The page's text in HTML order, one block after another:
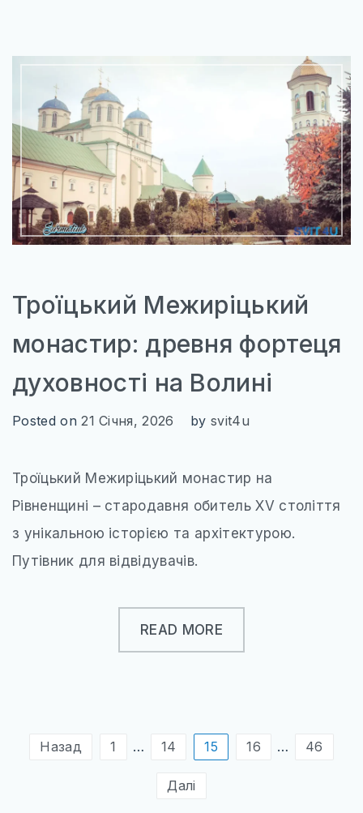
Троїцький Межиріцький
монастир: древня фортеця
духовності на Волині
Posted on21 Січня, 2026 by svit4u
Троїцький Межиріцький монастир на
Рівненщині – стародавня обитель XV століття
з унікальною історією та архітектурою.
Путівник для відвідувачів.
READ MORE
Пагінація
Назад 1 … 14 15 16 … 46
Далі